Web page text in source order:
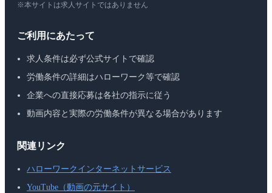
※本サイトは求人サイトではありません
ご利用にあたって
求人条件は必ず公式サイトで確認
労働条件の詳細はハローワーク等で確認
企業への直接応募は各社の指示に従う
動画内容と実際の労働条件が異なる場合があります
関連リンク
ハローワークインターネットサービス
YouTube（動画の元サイト）